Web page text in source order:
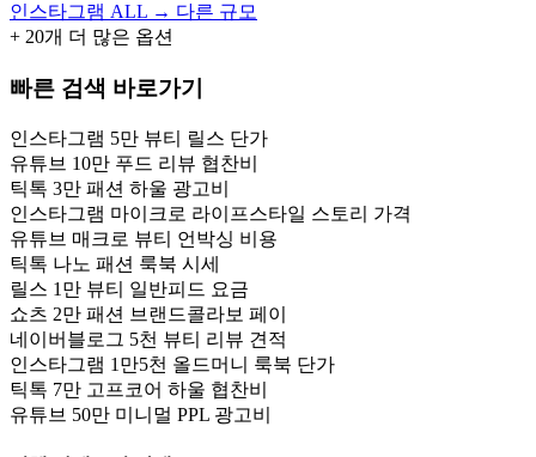
인스타그램 ALL → 다른 규모
+ 20개 더 많은 옵션
빠른 검색 바로가기
인스타그램 5만 뷰티 릴스 단가
유튜브 10만 푸드 리뷰 협찬비
틱톡 3만 패션 하울 광고비
인스타그램 마이크로 라이프스타일 스토리 가격
유튜브 매크로 뷰티 언박싱 비용
틱톡 나노 패션 룩북 시세
릴스 1만 뷰티 일반피드 요금
쇼츠 2만 패션 브랜드콜라보 페이
네이버블로그 5천 뷰티 리뷰 견적
인스타그램 1만5천 올드머니 룩북 단가
틱톡 7만 고프코어 하울 협찬비
유튜브 50만 미니멀 PPL 광고비